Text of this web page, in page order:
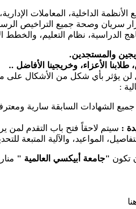
الأنظمة الداخلية، المعاملات
سريان وصحة جميع التراخيص
الدراسية، نظام التعليم، والخطط
والمستجدين.
الأعزاء، وخريجينا الأفاضل ..
لن يؤثر بأي شكل من الأشكال على
:
الشهادات السابقة سارية
: سيتم لاحقاً فتح باب التقدم لمن
المواعيد، والآلية المتبعة
تكون "جامعة أبيكسي العالمية "